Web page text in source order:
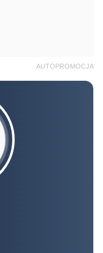
AUTOPROMOCJA